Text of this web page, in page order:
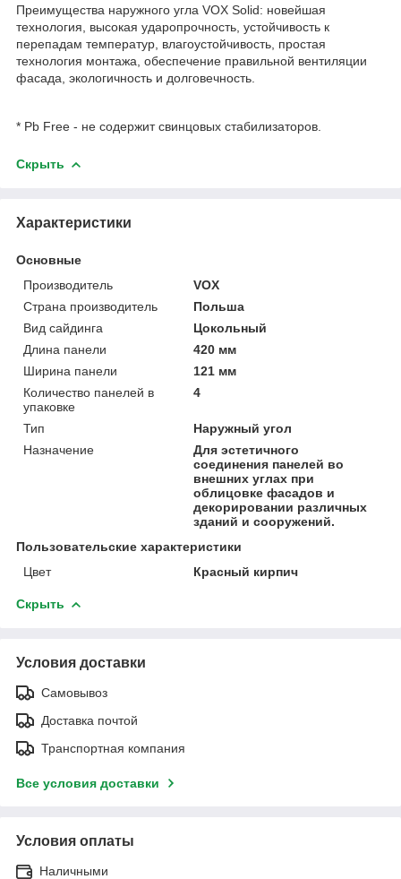
Преимущества наружного угла VOX Solid: новейшая
технология, высокая ударопрочность, устойчивость к
перепадам температур, влагоустойчивость, простая
технология монтажа, обеспечение правильной вентиляции
фасада, экологичность и долговечность.
* Pb Free - не содержит свинцовых стабилизаторов.
Скрыть
Характеристики
Основные
Производитель
VOX
Страна производитель
Польша
Вид сайдинга
Цокольный
Длина панели
420 мм
Ширина панели
121 мм
Количество панелей в
упаковке
4
Тип
Наружный угол
Назначение
Для эстетичного
соединения панелей во
внешних углах при
облицовке фасадов и
декорировании различных
зданий и сооружений.
Пользовательские характеристики
Цвет
Красный кирпич
Скрыть
Условия доставки
Самовывоз
Доставка почтой
Транспортная компания
Все условия доставки
Условия оплаты
Наличными